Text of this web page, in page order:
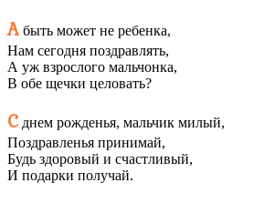
А быть может не ребенка,
Нам сегодня поздравлять,
А уж взрослого мальчонка,
В обе щечки целовать?
С днем рожденья, мальчик милый,
Поздравленья принимай,
Будь здоровый и счастливый,
И подарки получай.